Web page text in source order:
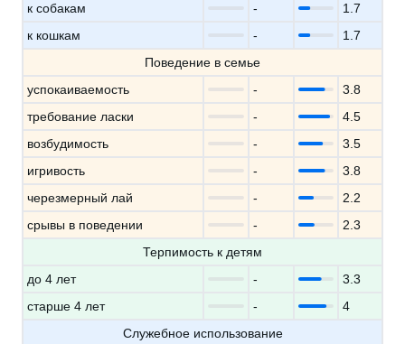
к собакам
-
1.7
к кошкам
-
1.7
Поведение в семье
успокаиваемость
-
3.8
требование ласки
-
4.5
возбудимость
-
3.5
игривость
-
3.8
черезмерный лай
-
2.2
срывы в поведении
-
2.3
Терпимость к детям
до 4 лет
-
3.3
старше 4 лет
-
4
Служебное использование